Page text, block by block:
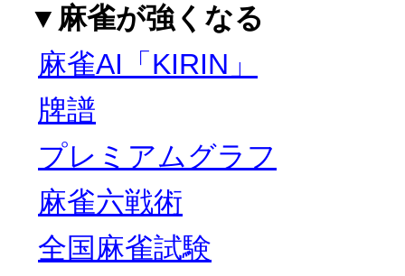
▼麻雀が強くなる
麻雀AI「KIRIN」
牌譜
プレミアムグラフ
麻雀六戦術
全国麻雀試験